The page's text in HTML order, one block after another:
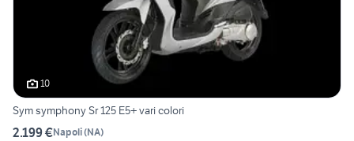
10
Sym symphony Sr 125 E5+ vari colori
2.199 €Napoli(NA)